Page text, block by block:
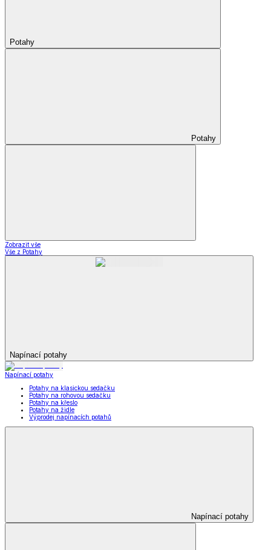
Potahy
Potahy
Zobrazit vše
Vše z Potahy
Napínací potahy
Napínací potahy
Potahy na klasickou sedačku
Potahy na rohovou sedačku
Potahy na křeslo
Potahy na židle
Výprodej napínacích potahů
Napínací potahy